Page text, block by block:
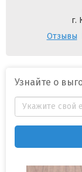
г.
Отзывы
Узнайте о